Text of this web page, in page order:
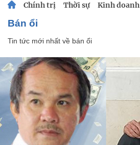
Chính trị Thời sự Kinh doanh
bán ổi
Tin tức mới nhất về bán ổi